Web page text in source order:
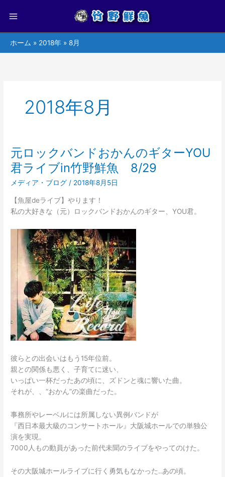
ホーム 2018年 8月
2018年8月
元ロックバンドおかんのギターYOU
君ライブin竹野鮮魚 8/29
メディア・ブログ / 2018年8月5日
【魚屋deライブ】やります！
私の大好きな（元）ロックバンドおかんのギター、YOU君。
彼らとの出会いはもう15年位前。
親との関係も悪く、子育てに迷い、
いっぱい一杯だったあの頃に、ズドンと魂に響いた曲。
それが、、“おかん”の楽曲だった。
事務所やレーベルには所属しない異例バンドが
『西日本最大級のコンサートホール』大阪城ホールでの単独公
演を実現。
7000人もの動員があった前代未聞のライブをやってのけた。
その大阪城ホールライブに行く勇気もなかった‥あの頃。
元
ロ
ッ
ク
バ
ン
ド
お
YOU
ラ
イ
in
竹
野
鮮
8/29